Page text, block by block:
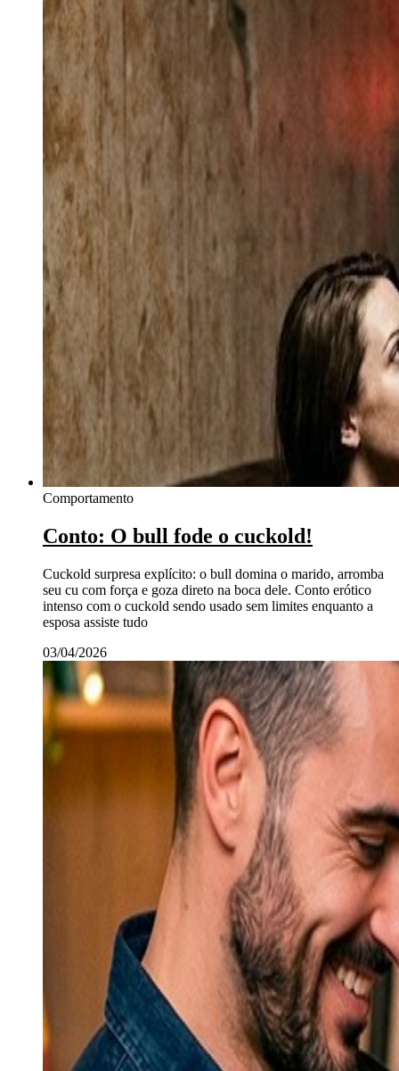
Comportamento
Conto: O bull fode o cuckold!
Cuckold surpresa explícito: o bull domina o marido, arromba
seu cu com força e goza direto na boca dele. Conto erótico
intenso com o cuckold sendo usado sem limites enquanto a
esposa assiste tudo
03/04/2026